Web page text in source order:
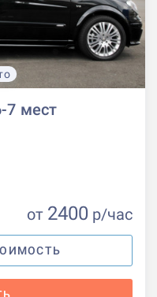
7 мест
от 2400 р/час